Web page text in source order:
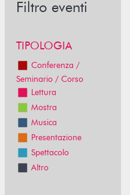
Filtro eventi
TIPOLOGIA
Conferenza /
Seminario / Corso
Lettura
Mostra
Musica
Presentazione
Spettacolo
Altro